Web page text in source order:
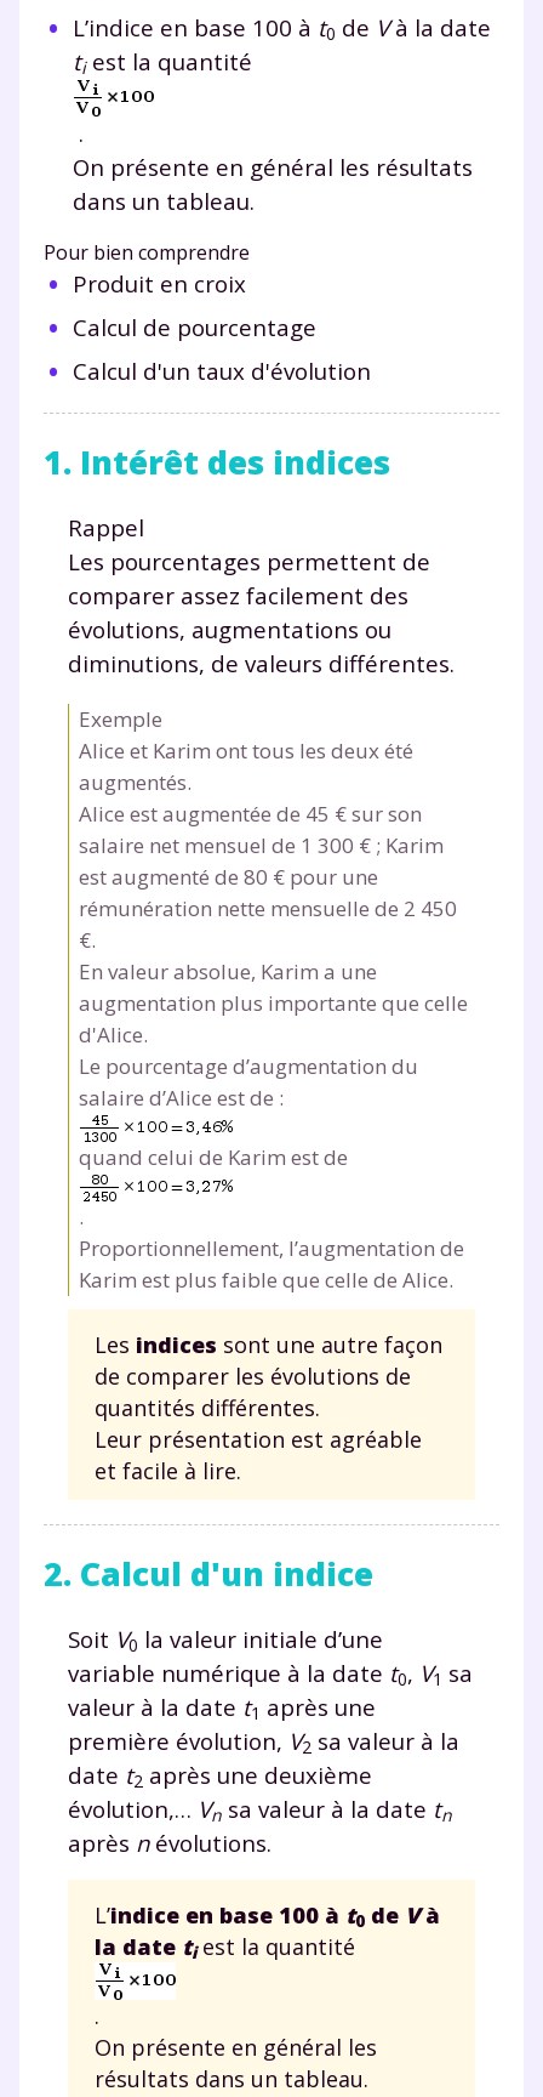
L’indice en base 100 à t0 de Và la date
tiest la quantité
.
On présente en général les résultats
dans un tableau.
Pour bien comprendre
Produit en croix
Calcul de pourcentage
Calcul d'un taux d'évolution
1. Intérêt des indices
Rappel
Les pourcentages permettent de
comparer assez facilement des
évolutions, augmentations ou
diminutions, de valeurs différentes.
Exemple
Alice et Karim ont tous les deux été
augmentés.
Alice est augmentée de 45 € sur son
salaire net mensuel de 1 300 € ; Karim
est augmenté de 80 € pour une
rémunération nette mensuelle de 2 450
€.
En valeur absolue, Karim a une
augmentation plus importante que celle
d'Alice.
Le pourcentage d’augmentation du
salaire d’Alice est de :
quand celui de Karim est de
.
Proportionnellement, l’augmentation de
Karim est plus faible que celle de Alice.
Les indices sont une autre façon
de comparer les évolutions de
quantités différentes.
Leur présentation est agréable
et facile à lire.
2. Calcul d'un indice
Soit V0 la valeur initiale d’une
variable numérique à la date t0, V1 sa
valeur à la date t1 après une
première évolution, V2 sa valeur à la
date t2 après une deuxième
évolution,… Vn sa valeur à la date tn
après névolutions.
L’indice en base 100 à t0 de Và
la date tiest la quantité
.
On présente en général les
résultats dans un tableau.